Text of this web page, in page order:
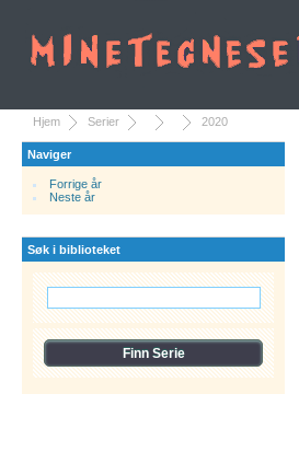
Hjem Serier 2020
Naviger
Forrige år
Neste år
Søk i biblioteket